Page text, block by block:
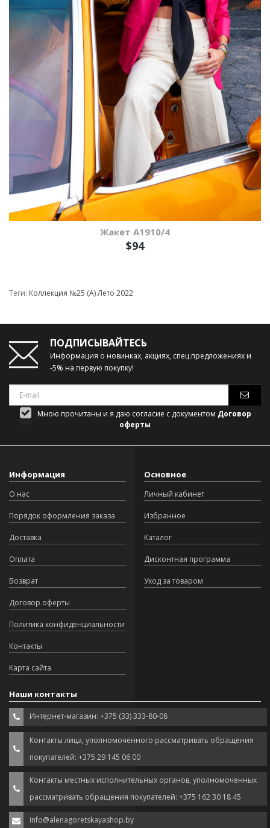
Жакет A1910/4
$94
Теги: Коллекция №25 (А) Лето 2022
ПОДПИСЫВАЙТЕСЬ
Информация о новинках, акциях, спец.предложениях и
-5% на первую покупку!
Мною прочитаны и я даю согласие с документом Договор
оферты
Информация
О нас
Порядок оформления заказа
Доставка
Оплата
Возврат
Договор оферты
Политика конфиденциальности
Контакты
Карта сайта
Основное
Личный кабинет
Избранное
Каталог
Дисконтная программа
Уход за товаром
Наши контакты
Интернет-магазин: +375 (33) 333-80-08
Контакты лица, уполномоченного рассматривать обращения
покупателей: +375 29 145 06 00
Контакты местных исполнительных органов, уполномоченных
рассматривать обращения покупателей: +375 162 30 18 45
info@alenagoretskayashop.by